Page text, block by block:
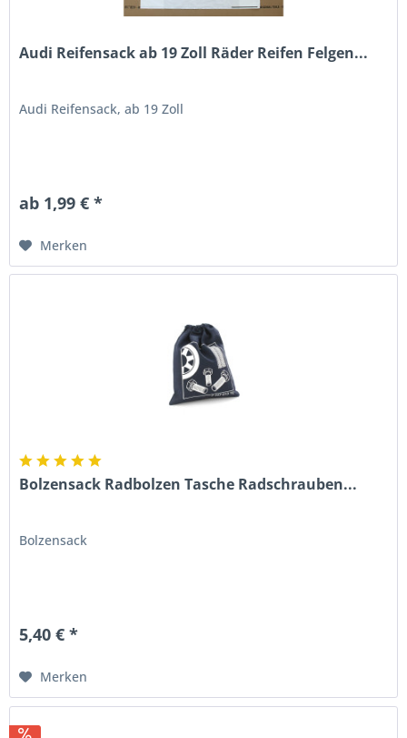
Audi Reifensack ab 19 Zoll Räder Reifen Felgen...
Audi Reifensack, ab 19 Zoll
ab 1,99 € *
Merken
Bolzensack Radbolzen Tasche Radschrauben...
Bolzensack
5,40 € *
Merken